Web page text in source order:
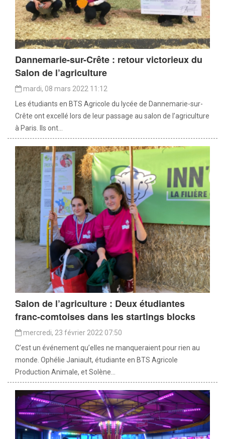
Dannemarie-sur-Crête : retour victorieux du
Salon de l’agriculture
mardi, 08 mars 2022 11:12
Les étudiants en BTS Agricole du lycée de Dannemarie-sur-
Crête ont excellé lors de leur passage au salon de l’agriculture
à Paris. Ils ont...
Salon de l’agriculture : Deux étudiantes
franc-comtoises dans les startings blocks
mercredi, 23 février 2022 07:50
C’est un événement qu’elles ne manqueraient pour rien au
monde. Ophélie Janiault, étudiante en BTS Agricole
Production Animale, et Solène...